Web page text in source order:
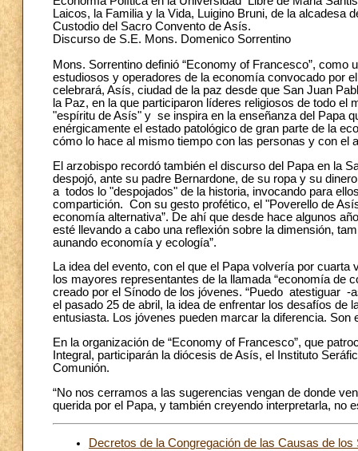
Laicos, la Familia y la Vida, Luigino Bruni, de la
Custodio del Sacro Convento de Asís.
Discurso de S.E. Mons. Domenico Sorrentino
Mons. Sorrentino definió “Economy of Francesco”,
estudiosos y operadores de la economía convocado por
celebrará, Asís, ciudad de la paz desde que San Juan
la Paz, en la que participaron líderes religiosos de todo
"espíritu de Asís" y se inspira en la enseñanza del Papa
enérgicamente el estado patológico de gran parte de la
cómo lo hace al mismo tiempo con las personas y con el
El arzobispo recordó también el discurso del Papa en la
despojó, ante su padre Bernardone, de su ropa y su
a todos lo "despojados" de la historia, invocando para
compartición. Con su gesto profético, el "Poverello de
economía alternativa”. De ahí que desde hace algunos
esté llevando a cabo una reflexión sobre la dimensión,
aunando economía y ecología”.
La idea del evento, con el que el Papa volvería por
los mayores representantes de la llamada “economía de
creado por el Sínodo de los jóvenes. “Puedo atestiguar -
el pasado 25 de abril, la idea de enfrentar los desafíos
entusiasta. Los jóvenes pueden marcar la diferencia.
En la organización de “Economy of Francesco”, que
Integral, participarán la diócesis de Asís, el Instituto
Comunión.
“No nos cerramos a las sugerencias vengan de donde
querida por el Papa, y también creyendo interpretarla, no
Decretos de la Congregación de las Causas de los